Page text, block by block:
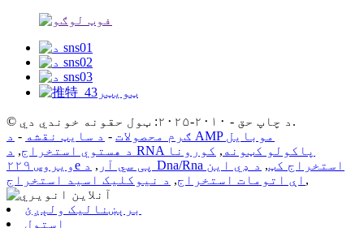
© د چاپ حق - ۲۰۱۰-۲۰۲۵: ټول حقونه خوندي دي.
ګرم محصولات - د سایټ نقشه -
د AMP موبایل
د هستوي استخراج, د RNA پاکولو کټونه , کورونا
ویروس ۲۲۹e پی سي آر , د Dna/Rna استخراج کټ, د ډي این
اې اتومات استخراج, د نیوکلیک اسید استخراج ,
برېښنالیک ولېږئ
استول